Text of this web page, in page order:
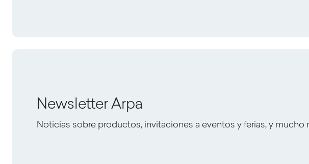
Newsletter Arpa
Noticias sobre productos, invitaciones a eventos y ferias, y mucho